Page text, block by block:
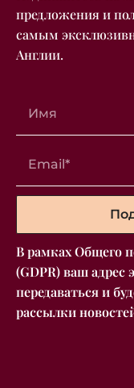
предложения и
самым
Англии.
В рамках Общего
(GDPR) ваш адрес
передаваться и
рассылки